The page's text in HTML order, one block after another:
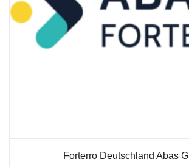
Forterro Deutschland Abas